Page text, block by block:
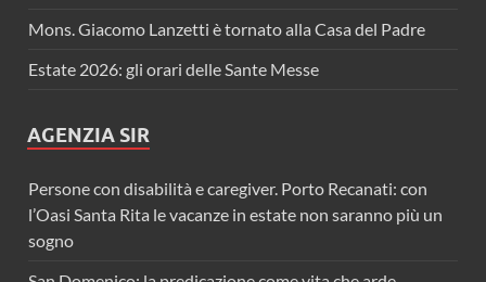
Mons. Giacomo Lanzetti è tornato alla Casa del Padre
Estate 2026: gli orari delle Sante Messe
AGENZIA SIR
Persone con disabilità e caregiver. Porto Recanati: con
l’Oasi Santa Rita le vacanze in estate non saranno più un
sogno